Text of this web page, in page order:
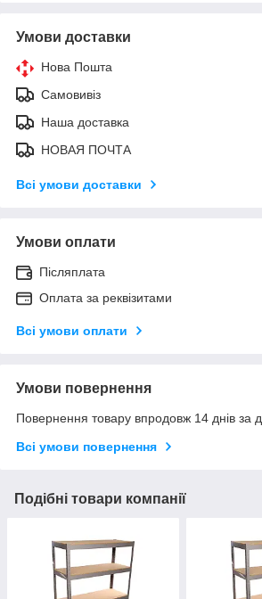
Умови доставки
Нова Пошта
Самовивіз
Наша доставка
НОВАЯ ПОЧТА
Всі умови доставки
Умови оплати
Післяплата
Оплата за реквізитами
Всі умови оплати
Умови повернення
Повернення товару впродовж 14 днів за
Всі умови повернення
Подібні товари компанії